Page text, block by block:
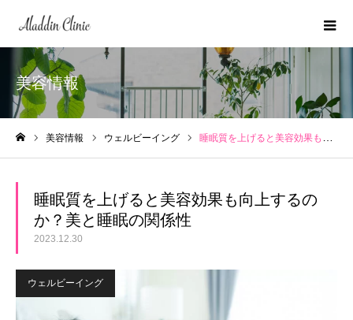
美容情報
美容情報 ウェルビーイング 睡眠質を上げると美容効果も向上するのか？美と睡眠の関係性
睡眠質を上げると美容効果も向上するの
か？美と睡眠の関係性
2023.12.30
ウェルビーイング